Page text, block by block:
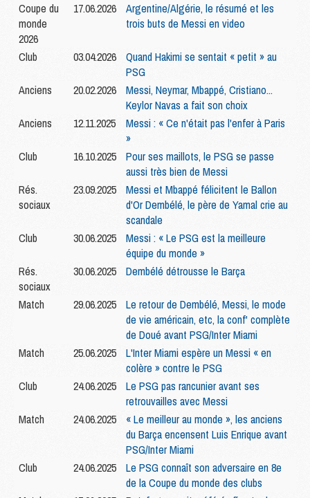
Coupe du
monde
2026
17.06.2026
Argentine/Algérie, le résumé et les
trois buts de Messi en video
Club 03.04.2026
Quand Hakimi se sentait « petit » au
PSG
Anciens
20.02.2026
Messi, Neymar, Mbappé, Cristiano...
Keylor Navas a fait son choix
Anciens
12.11.2025
Messi : « Ce n'était pas l'enfer à Paris
»
Club
16.10.2025
Pour ses maillots, le PSG se passe
aussi très bien de Messi
Rés.
sociaux
23.09.2025
Messi et Mbappé félicitent le Ballon
d'Or Dembélé, le père de Yamal crie au
scandale
Club
30.06.2025
Messi : « Le PSG est la meilleure
équipe du monde »
Rés.
sociaux
30.06.2025 Dembélé détrousse le Barça
Match 29.06.2025
Le retour de Dembélé, Messi, le mode
de vie américain, etc, la conf' complète
de Doué avant PSG/Inter Miami
Match
25.06.2025
L'Inter Miami espère un Messi « en
colère » contre le PSG
Club
24.06.2025
Le PSG pas rancunier avant ses
retrouvailles avec Messi
Match
24.06.2025
« Le meilleur au monde », les anciens
du Barça encensent Luis Enrique avant
PSG/Inter Miami
Club
24.06.2025
Le PSG connaît son adversaire en 8e
de la Coupe du monde des clubs